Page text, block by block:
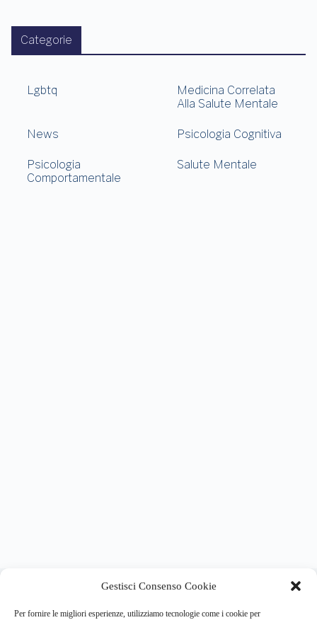
Gestisci Consenso Cookie
Per fornire le migliori esperienze, utilizziamo tecnologie come i cookie per
Categorie
Lgbtq
Medicina Correlata
Alla Salute Mentale
News Psicologia Cognitiva
Psicologia
Comportamentale
Salute Mentale
psicologia e salute mentale.